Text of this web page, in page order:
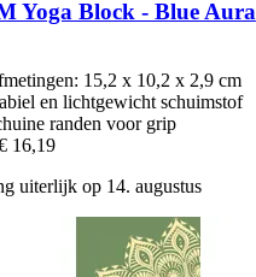
Yoga Block -​ Blue Aura
15,2 x 10,2 x 2,9 cm
en lichtgewicht schuimstof
randen voor grip
16,19
uiterlijk op 14. augustus